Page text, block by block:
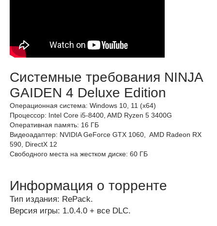
Системные требования NINJA
GAIDEN 4 Deluxe Edition
Операционная система: Windows 10, 11 (х64)
Процессор: Intel Core i5-8400, AMD Ryzen 5 3400G
Оперативная память: 16 ГБ
Видеоадаптер: NVIDIA GeForce GTX 1060, ​ AMD Radeon RX
590, DirectX 12
Свободного места на жестком диске: 60 ГБ
Информация о торренте
Тип издания: RePack.
Версия игры: 1.0.4.0 + все DLC.